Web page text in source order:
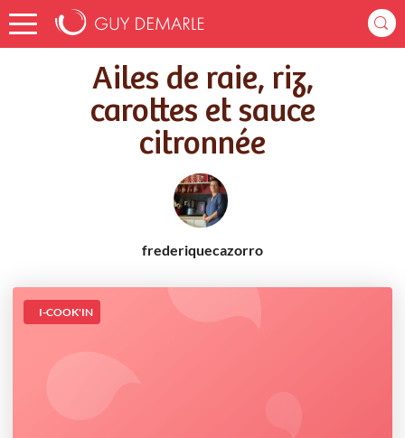
Accueil
Recettes
Ailes de raie, riz, carottes et sauce citronnée
Ailes de raie, riz,
carottes et sauce
citronnée
frederiquecazorro
I-COOK'IN